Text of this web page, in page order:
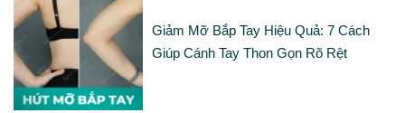
Giảm Mỡ Bắp Tay Hiệu Quả: 7 Cách
Giúp Cánh Tay Thon Gọn Rõ Rệt